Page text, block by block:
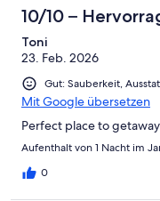
10/10 –
Toni
23. Feb. 2026
Gut: Sauberkeit,
Mit Google übersetzen
Perfect place to
Aufenthalt von 1 Nacht im
0